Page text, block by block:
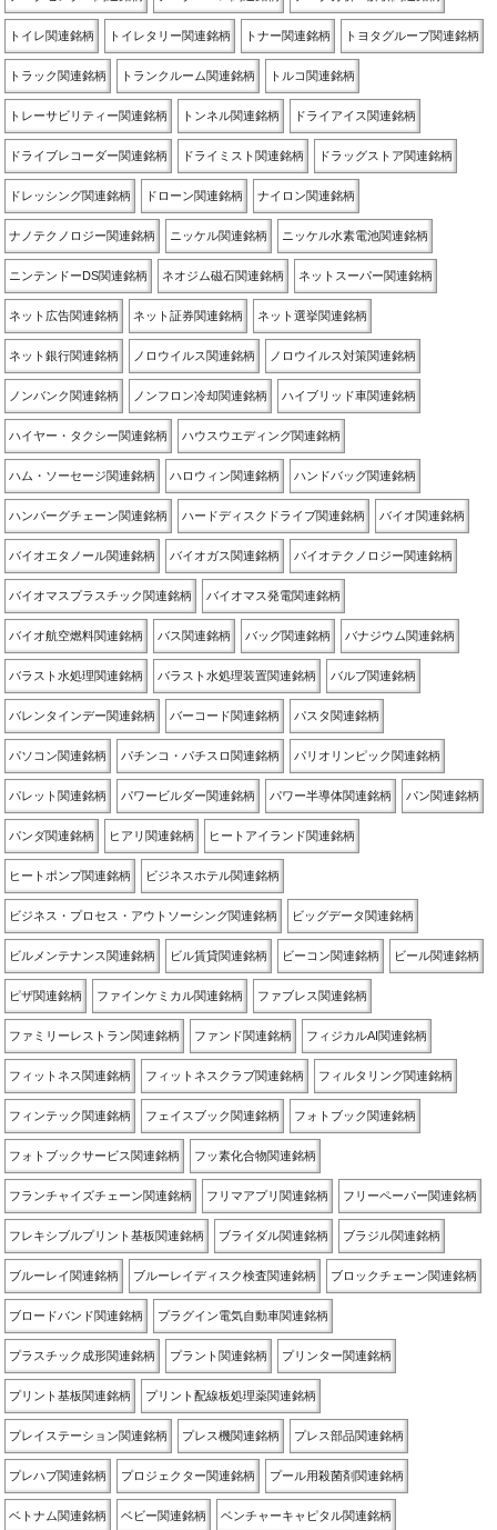
トイレ関連銘柄 トイレタリー関連銘柄 トナー関連銘柄 トヨタグループ関連銘柄
トラック関連銘柄 トランクルーム関連銘柄 トルコ関連銘柄
トレーサビリティー関連銘柄 トンネル関連銘柄 ドライアイス関連銘柄
ドライブレコーダー関連銘柄 ドライミスト関連銘柄 ドラッグストア関連銘柄
ドレッシング関連銘柄 ドローン関連銘柄 ナイロン関連銘柄
ナノテクノロジー関連銘柄 ニッケル関連銘柄 ニッケル水素電池関連銘柄
ニンテンドーDS関連銘柄 ネオジム磁石関連銘柄 ネットスーパー関連銘柄
ネット広告関連銘柄 ネット証券関連銘柄 ネット選挙関連銘柄
ネット銀行関連銘柄 ノロウイルス関連銘柄 ノロウイルス対策関連銘柄
ノンバンク関連銘柄 ノンフロン冷却関連銘柄 ハイブリッド車関連銘柄
ハイヤー・タクシー関連銘柄 ハウスウエディング関連銘柄
ハム・ソーセージ関連銘柄 ハロウィン関連銘柄 ハンドバッグ関連銘柄
ハンバーグチェーン関連銘柄 ハードディスクドライブ関連銘柄 バイオ関連銘柄
バイオエタノール関連銘柄 バイオガス関連銘柄 バイオテクノロジー関連銘柄
バイオマスプラスチック関連銘柄 バイオマス発電関連銘柄
バイオ航空燃料関連銘柄 バス関連銘柄 バッグ関連銘柄 バナジウム関連銘柄
バラスト水処理関連銘柄 バラスト水処理装置関連銘柄 バルブ関連銘柄
バレンタインデー関連銘柄 バーコード関連銘柄 パスタ関連銘柄
パソコン関連銘柄 パチンコ・パチスロ関連銘柄 パリオリンピック関連銘柄
パレット関連銘柄 パワービルダー関連銘柄 パワー半導体関連銘柄 パン関連銘柄
パンダ関連銘柄 ヒアリ関連銘柄 ヒートアイランド関連銘柄
ヒートポンプ関連銘柄 ビジネスホテル関連銘柄
ビジネス・プロセス・アウトソーシング関連銘柄 ビッグデータ関連銘柄
ビルメンテナンス関連銘柄 ビル賃貸関連銘柄 ビーコン関連銘柄 ビール関連銘柄
ピザ関連銘柄 ファインケミカル関連銘柄 ファブレス関連銘柄
ファミリーレストラン関連銘柄 ファンド関連銘柄 フィジカルAI関連銘柄
フィットネス関連銘柄 フィットネスクラブ関連銘柄 フィルタリング関連銘柄
フィンテック関連銘柄 フェイスブック関連銘柄 フォトブック関連銘柄
フォトブックサービス関連銘柄 フッ素化合物関連銘柄
フランチャイズチェーン関連銘柄 フリマアプリ関連銘柄 フリーペーパー関連銘柄
フレキシブルプリント基板関連銘柄 ブライダル関連銘柄 ブラジル関連銘柄
ブルーレイ関連銘柄 ブルーレイディスク検査関連銘柄 ブロックチェーン関連銘柄
ブロードバンド関連銘柄 プラグイン電気自動車関連銘柄
プラスチック成形関連銘柄 プラント関連銘柄 プリンター関連銘柄
プリント基板関連銘柄 プリント配線板処理薬関連銘柄
プレイステーション関連銘柄 プレス機関連銘柄 プレス部品関連銘柄
プレハブ関連銘柄 プロジェクター関連銘柄 プール用殺菌剤関連銘柄
ベトナム関連銘柄 ベビー関連銘柄 ベンチャーキャピタル関連銘柄